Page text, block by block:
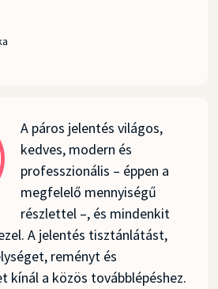
A páros jelentés világos,
kedves, modern és
professzionális – éppen a
megfelelő mennyiségű
részlettel –, és mindenkit
A jelentés tisztánlátást,
reményt és
kínál a közös továbblépéshez.